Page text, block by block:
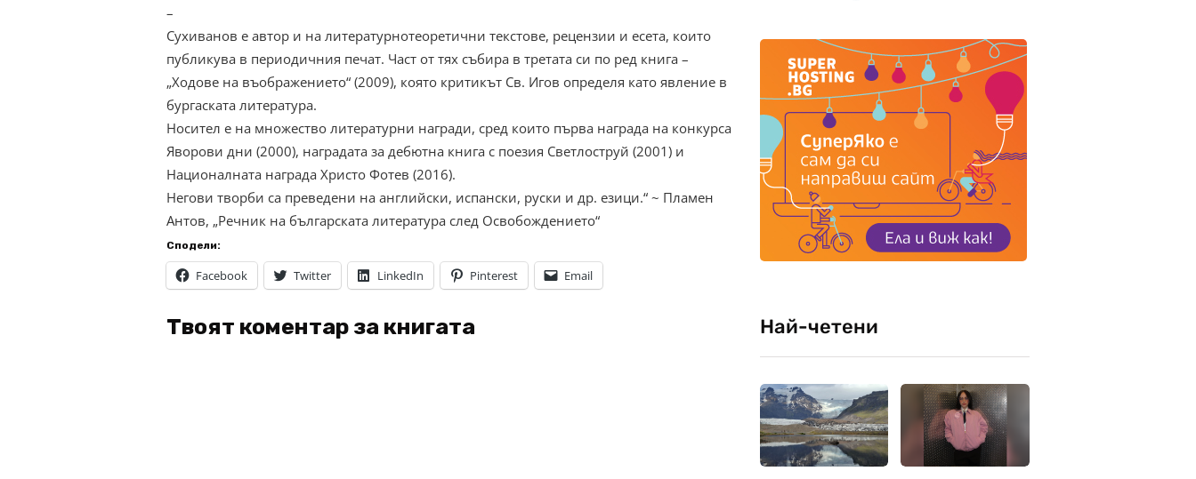
–
Сухиванов е автор и на литературнотеоретични текстове, рецензии и есета, които
публикува в периодичния печат. Част от тях събира в третата си по ред книга –
„Ходове на въображението“ (2009), която критикът Св. Игов определя като явление в
бургаската литература.
Носител е на множество литературни награди, сред които първа награда на конкурса
Яворови дни (2000), наградата за дебютна книга с поезия Светлоструй (2001) и
Националната награда Христо Фотев (2016).
Негови творби са преведени на английски, испански, руски и др. езици.“ ~ Пламен
Антов, „Речник на българската литература след Освобождението“
Сподели:
Facebook Twitter LinkedIn Pinterest Email
Твоят коментар за книгата Най-четени